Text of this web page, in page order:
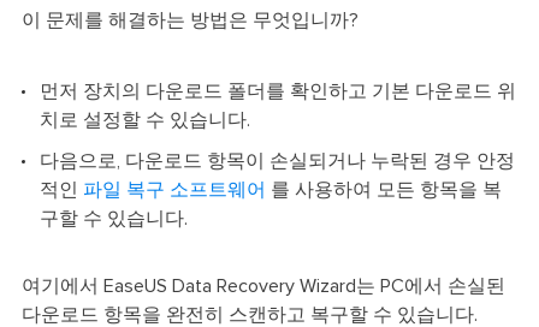
이 문제를 해결하는 방법은 무엇입니까?
먼저 장치의 다운로드 폴더를 확인하고 기본 다운로드 위
치로 설정할 수 있습니다.
다음으로, 다운로드 항목이 손실되거나 누락된 경우 안정
적인 파일 복구 소프트웨어 를 사용하여 모든 항목을 복
구할 수 있습니다.
여기에서 EaseUS Data Recovery Wizard는 PC에서 손실된
다운로드 항목을 완전히 스캔하고 복구할 수 있습니다.